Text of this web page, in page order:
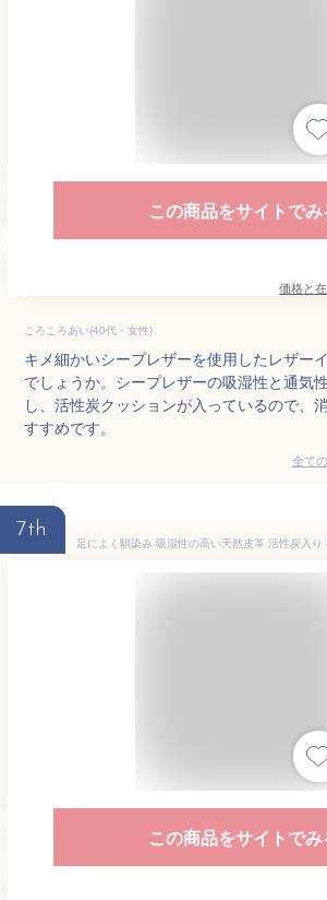
この商品をサイトでみ
価格と
ころころあい(40代・女性)
キメ細かいシープレザーを使用したレザー
でしょうか。シープレザーの吸湿性と通気
し、活性炭クッションが入っているので、
すすめです。
全て
7th
この商品をサイトでみ